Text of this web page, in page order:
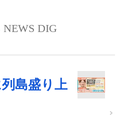
NEWS DIG
島盛り上